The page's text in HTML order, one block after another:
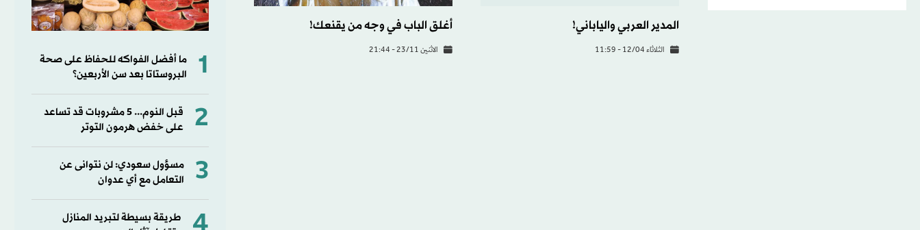
المدير العربي والياباني!
الثلاثاء 12/04 - 11:59
أغلق الباب في وجه من يقنعك!
الاثنين 23/11 - 21:44 1
ما أفضل الفواكه للحفاظ على صحة
البروستاتا بعد سن الأربعين؟
2
قبل النوم... 5 مشروبات قد تساعد
على خفض هرمون التوتر
3
مسؤول سعودي: لن نتوانى عن
التعامل مع أي عدوان
طريقة بسيطة لتبريد المنازل